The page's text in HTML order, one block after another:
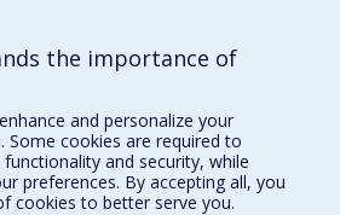
the importance of
and personalize your
Some cookies are required to
functionality and security, while
preferences. By accepting all, you
cookies to better serve you.